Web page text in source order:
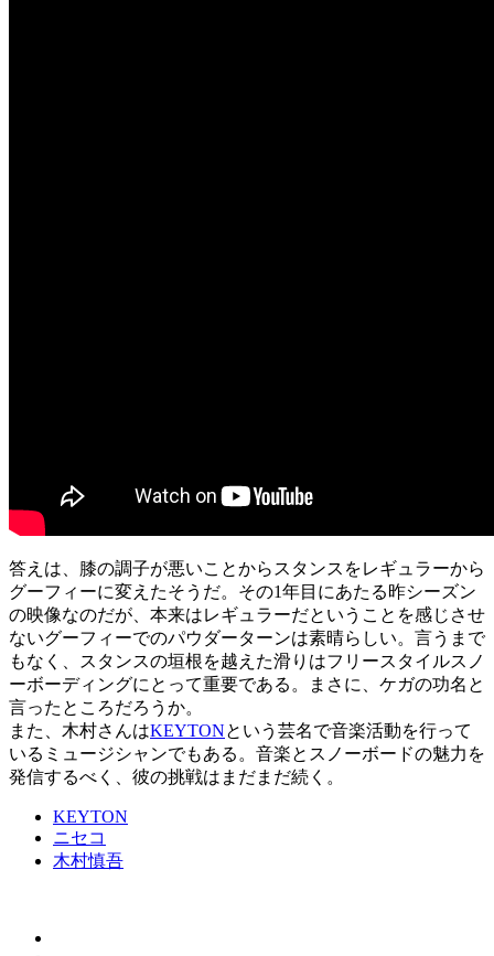
答えは、膝の調子が悪いことからスタンスをレギュラーから
グーフィーに変えたそうだ。その1年目にあたる昨シーズン
の映像なのだが、本来はレギュラーだということを感じさせ
ないグーフィーでのパウダーターンは素晴らしい。言うまで
もなく、スタンスの垣根を越えた滑りはフリースタイルスノ
ーボーディングにとって重要である。まさに、ケガの功名と
言ったところだろうか。
また、木村さんはKEYTONという芸名で音楽活動を行って
いるミュージシャンでもある。音楽とスノーボードの魅力を
発信するべく、彼の挑戦はまだまだ続く。
KEYTON
ニセコ
木村慎吾